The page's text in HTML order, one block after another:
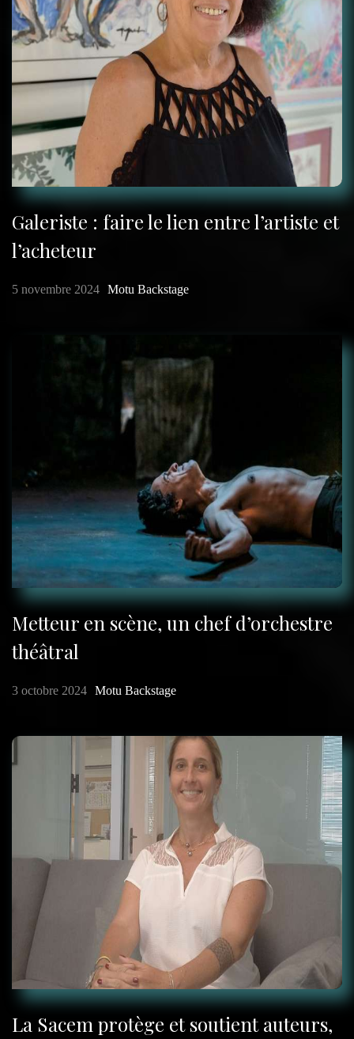
Galeriste : faire le lien entre l’artiste et
l’acheteur
5 novembre 2024 Motu Backstage
Metteur en scène, un chef d’orchestre
théâtral
3 octobre 2024 Motu Backstage
La Sacem protège et soutient auteurs,